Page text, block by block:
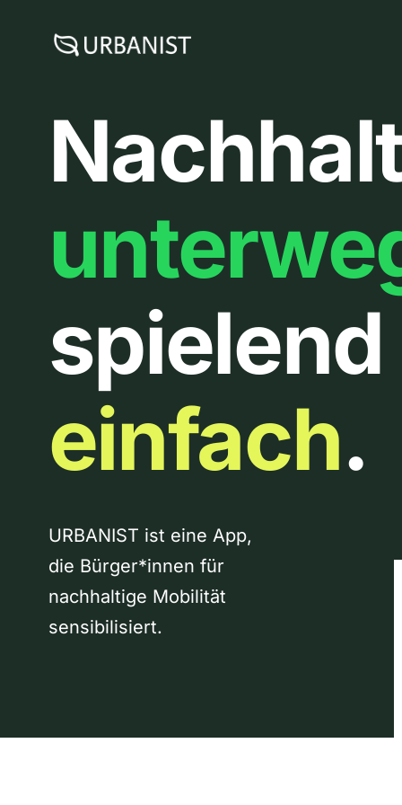
spielend
einfach.
URBANIST ist eine App,
die Bürger*innen für
nachhaltige Mobilität
sensibilisiert.